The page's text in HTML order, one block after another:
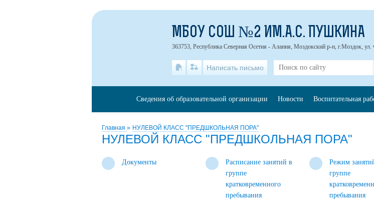
Главная » НУЛЕВОЙ КЛАСС "ПРЕДШКОЛЬНАЯ ПОРА"
НУЛЕВОЙ КЛАСС "ПРЕДШКОЛЬНАЯ ПОРА"
Документы
Расписание занятий в
группе
кратковременного
пребывания
Режим
группе
пребывания
МБОУ СОШ №2 ИМ.А.С. ПУШКИНА
363753, Республика Северная Осетия - Алания, Моздокский р-н, г.Моздок, ул.
Написать письмо
Сведения об образовательной организации Новости Воспитательная